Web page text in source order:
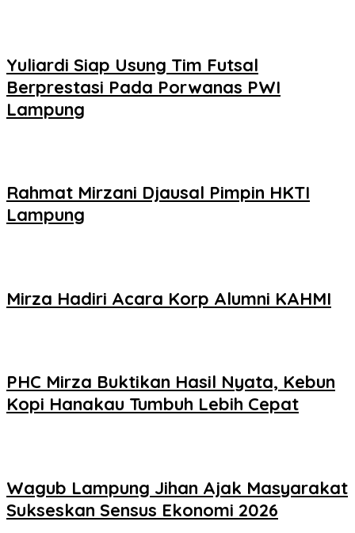
Yuliardi Siap Usung Tim Futsal
Berprestasi Pada Porwanas PWI
Lampung
Rahmat Mirzani Djausal Pimpin HKTI
Lampung
Mirza Hadiri Acara Korp Alumni KAHMI
PHC Mirza Buktikan Hasil Nyata, Kebun
Kopi Hanakau Tumbuh Lebih Cepat
Wagub Lampung Jihan Ajak Masyarakat
Sukseskan Sensus Ekonomi 2026